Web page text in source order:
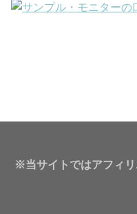
※当サイトではアフィ